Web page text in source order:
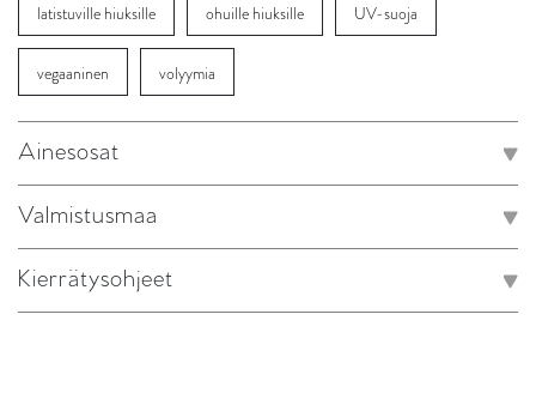
latistuville hiuksille ohuille hiuksille UV-suoja
vegaaninen volyymia
Ainesosat
Valmistusmaa
Kierrätysohjeet